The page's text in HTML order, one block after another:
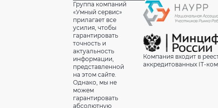
Группа компаний
«Умный сервис»
прилагает все
усилия, чтобы
гарантировать
точность и
актуальность
информации,
представленной
на этом сайте.
Однако, мы не
можем
гарантировать
абсолютную
Компания входит в
аккредитованных IT-